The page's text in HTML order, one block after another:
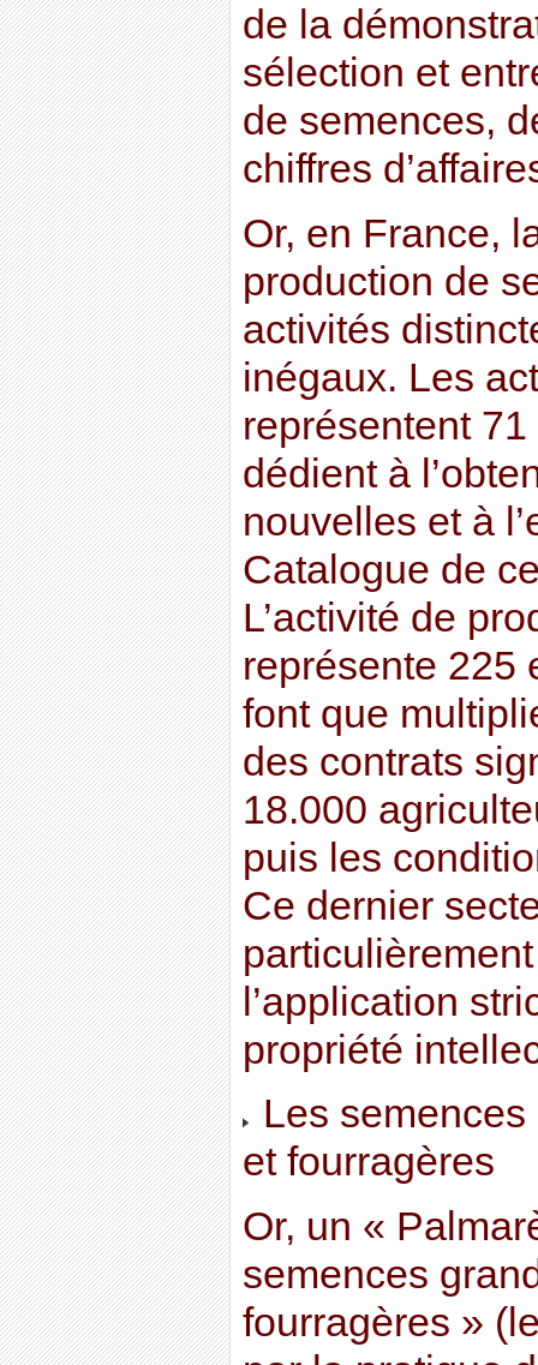
de la
sélection et
de semences,
chiffres
Or, en France,
production de
activités
inégaux. Les
représentent
dédient à
nouvelles et à
Catalogue de
L’activité de
représente 225
font que
des contrats
18.000
puis les
Ce dernier
l’application
propriété
Les
et fourragères
Or, un «
semences
fourragères »